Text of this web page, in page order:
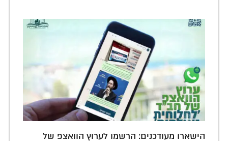
הישארו מעודכנים: הרשמו לערוץ הוואצפ של